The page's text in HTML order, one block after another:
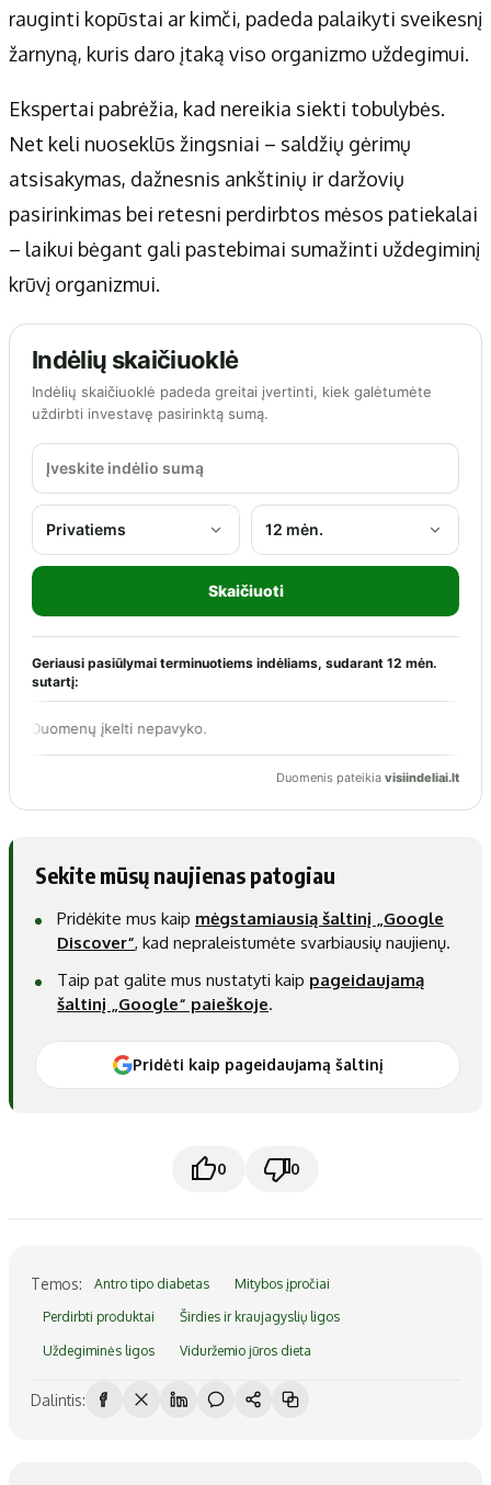
rauginti kopūstai ar kimči, padeda palaikyti sveikesnį
žarnyną, kuris daro įtaką viso organizmo uždegimui.
Ekspertai pabrėžia, kad nereikia siekti tobulybės.
Net keli nuoseklūs žingsniai – saldžių gėrimų
atsisakymas, dažnesnis ankštinių ir daržovių
pasirinkimas bei retesni perdirbtos mėsos patiekalai
– laikui bėgant gali pastebimai sumažinti uždegiminį
krūvį organizmui.
Sekite mūsų naujienas patogiau
Pridėkite mus kaip mėgstamiausią šaltinį „Google
Discover“, kad nepraleistumėte svarbiausių naujienų.
Taip pat galite mus nustatyti kaip pageidaujamą
šaltinį „Google“ paieškoje.
Pridėti kaip pageidaujamą šaltinį
0 0
Temos: Antro tipo diabetas Mitybos įpročiai
Perdirbti produktai Širdies ir kraujagyslių ligos
Uždegiminės ligos Viduržemio jūros dieta
Dalintis: